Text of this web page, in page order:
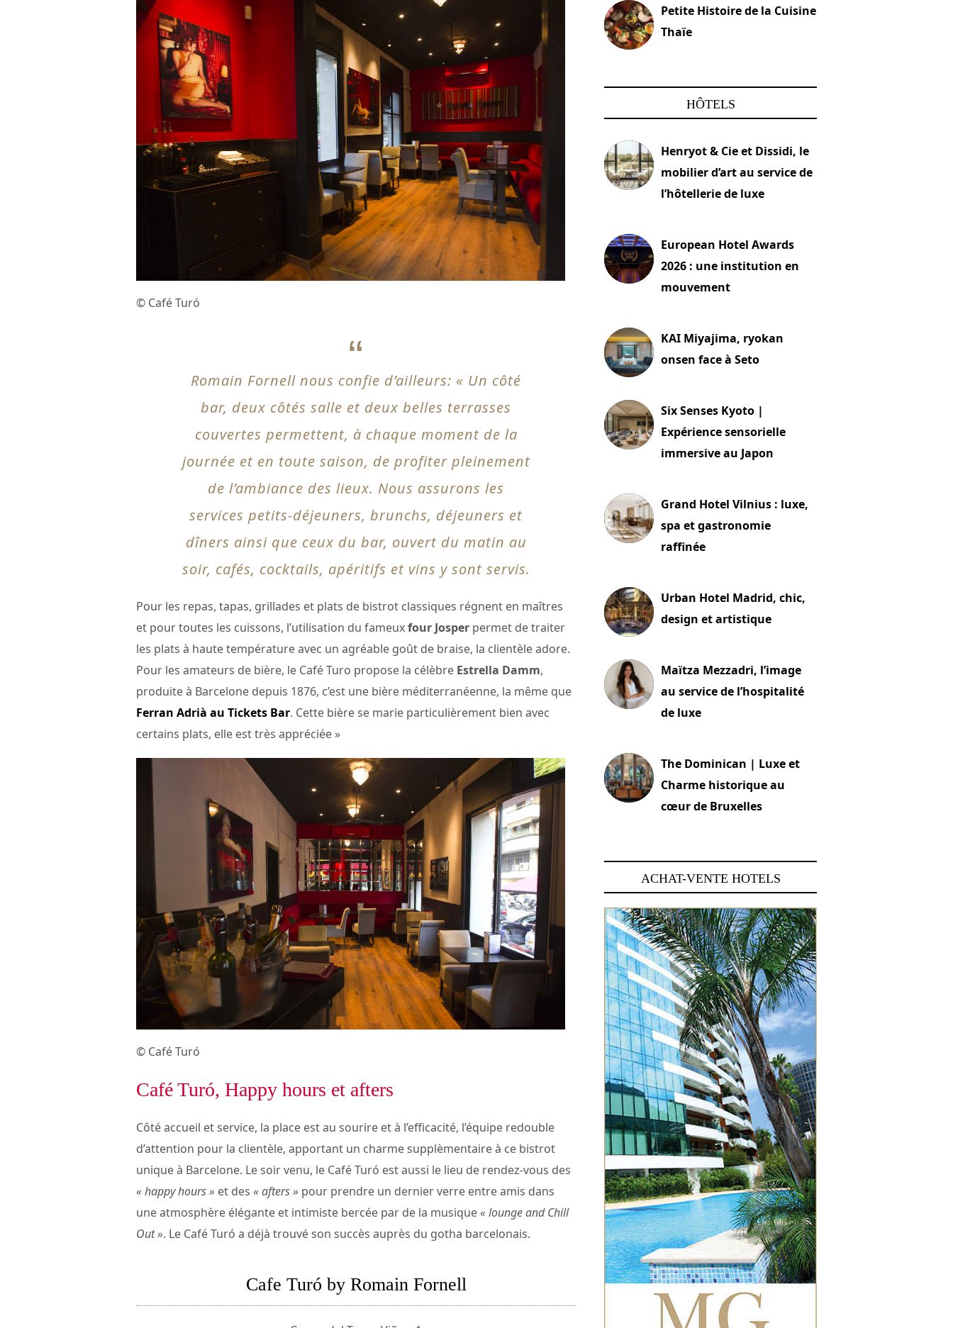
© Café Turó
Romain Fornell nous confie d’ailleurs: « Un côté
bar, deux côtés salle et deux belles terrasses
couvertes permettent, à chaque moment de la
journée et en toute saison, de profiter pleinement
de l’ambiance des lieux. Nous assurons les
services petits-déjeuners, brunchs, déjeuners et
dîners ainsi que ceux du bar, ouvert du matin au
soir, cafés, cocktails, apéritifs et vins y sont servis.
Pour les repas, tapas, grillades et plats de bistrot classiques régnent en maîtres
et pour toutes les cuissons, l’utilisation du fameuxfour Josper permet de traiter
les plats à haute température avec un agréable goût de braise, la clientèle adore.
Pour les amateurs de bière, le Café Turo propose la célèbre Estrella Damm,
produite à Barcelone depuis 1876, c’est une bière méditerranéenne, la même que
Ferran Adrià au Tickets Bar. Cette bière se marie particulièrement bien avec
certains plats, elle est très appréciée »
© Café Turó
Café Turó, Happy hours et afters
Côté accueil et service, la place est au sourire et à l’efficacité, l’équipe redouble
d’attention pour la clientèle, apportant un charme supplèmentaire à ce bistrot
unique à Barcelone. Le soir venu, le Café Turó est aussi le lieu de rendez-vous des
« happy hours » et des « afters » pour prendre un dernier verre entre amis dans
une atmosphère élégante et intimiste bercée par de la musique« lounge and Chill
Out ». Le Café Turó a déjà trouvé son succès auprès du gotha barcelonais.
Cafe Turó by Romain Fornell
Petite Histoire de la Cuisine
Thaïe
HÔTELS
Henryot & Cie et Dissidi, le
mobilier d’art au service de
l’hôtellerie de luxe
European Hotel Awards
2026 : une institution en
mouvement
KAI Miyajima, ryokan
onsen face à Seto
Six Senses Kyoto |
Expérience sensorielle
immersive au Japon
Grand Hotel Vilnius : luxe,
spa et gastronomie
raffinée
Urban Hotel Madrid, chic,
design et artistique
Maïtza Mezzadri, l’image
au service de l’hospitalité
de luxe
The Dominican | Luxe et
Charme historique au
cœur de Bruxelles
ACHAT-VENTE HOTELS